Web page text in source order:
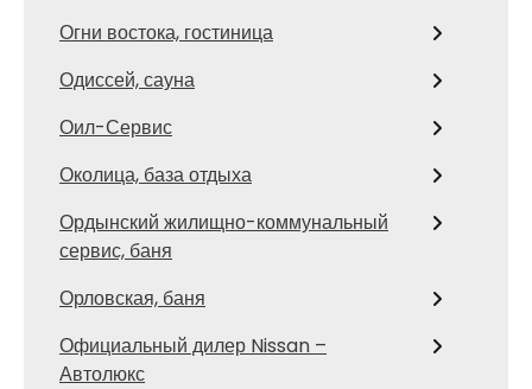
Огни востока, гостиница
Одиссей, сауна
Оил-Сервис
Околица, база отдыха
Ордынский жилищно-коммунальный
сервис, баня
Орловская, баня
Официальный дилер Nissan –
Автолюкс